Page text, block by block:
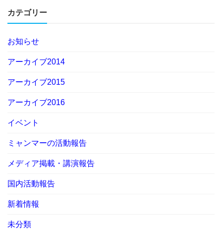
カテゴリー
お知らせ
アーカイブ2014
アーカイブ2015
アーカイブ2016
イベント
ミャンマーの活動報告
メディア掲載・講演報告
国内活動報告
新着情報
未分類